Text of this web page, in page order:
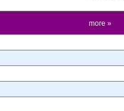
more »